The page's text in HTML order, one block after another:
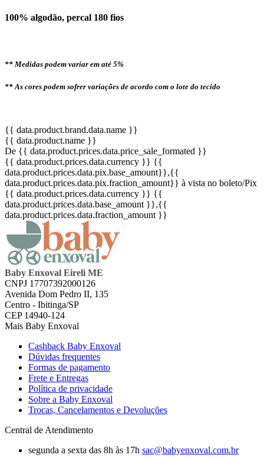
100% algodão, percal 180 fios
** Medidas podem variar em até 5%
** As cores podem sofrer variações de acordo com o lote do tecido
{{ data.product.brand.data.name }}
{{ data.product.name }}
De {{ data.product.prices.data.price_sale_formated }}
{{ data.product.prices.data.currency }} {{
data.product.prices.data.pix.base_amount}},{{
data.product.prices.data.pix.fraction_amount}} à vista no boleto/Pix
{{ data.product.prices.data.currency }} {{
data.product.prices.data.base_amount }},{{
data.product.prices.data.fraction_amount }}
Baby Enxoval Eireli ME
CNPJ 17707392000126
Avenida Dom Pedro II, 135
Centro - Ibitinga/SP
CEP 14940-124
Mais Baby Enxoval
Cashback Baby Enxoval
Dúvidas frequentes
Formas de pagamento
Frete e Entregas
Política de privacidade
Sobre a Baby Enxoval
Trocas, Cancelamentos e Devoluções
Central de Atendimento
segunda a sexta das 8h às 17h sac@babyenxoval.com.br